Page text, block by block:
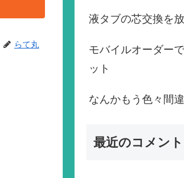
らて丸
液タブの芯交換を
モバイルオーダー
ット
なんかもう色々間
最近のコメント